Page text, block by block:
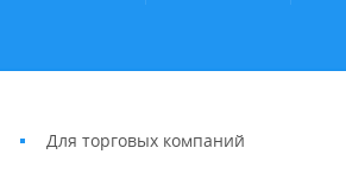
Для торговых компаний